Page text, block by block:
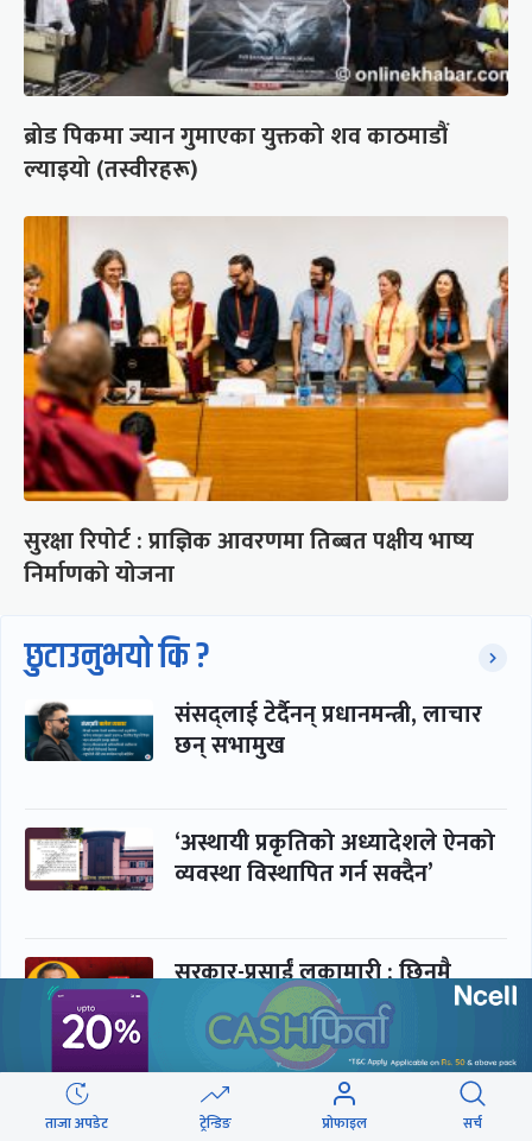
ब्रोड पिकमा ज्यान गुमाएका युक्तको शव काठमाडौं
ल्याइयो (तस्वीरहरू)
सुरक्षा रिपोर्ट : प्राज्ञिक आवरणमा तिब्बत पक्षीय भाष्य
निर्माणको योजना
छुटाउनुभयो कि ?
संसद्लाई टेर्दैनन् प्रधानमन्त्री, लाचार
छन् सभामुख
‘अस्थायी प्रकृतिको अध्यादेशले ऐनको
व्यवस्था विस्थापित गर्न सक्दैन’
सरकार-प्रसाईं लुकामारी : छिनमै
पक्राउ, तुरुन्तै रिहा
‘कामचलाउ’ नेतृत्वले थलियो स्वास्थ्य
क्षेत्र
ताजा अपडेट ट्रेन्डिङ प्रोफाइल सर्च